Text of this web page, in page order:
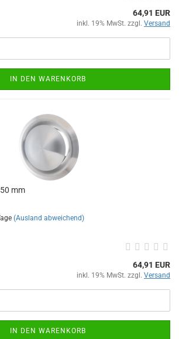
64,91 EUR
inkl. 19% MwSt. zzgl. Versand
IN DEN WARENKORB
mm
(Ausland abweichend)
64,91 EUR
inkl. 19% MwSt. zzgl. Versand
IN DEN WARENKORB